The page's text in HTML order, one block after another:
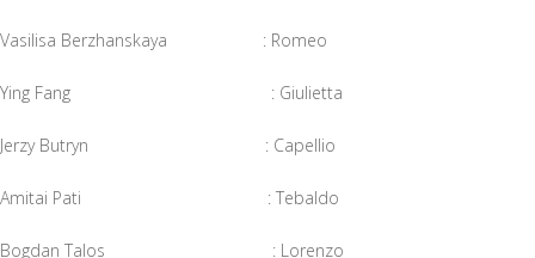
Vasilisa Berzhanskaya : Romeo
Ying Fang : Giulietta
Jerzy Butryn : Capellio
Amitai Pati : Tebaldo
Bogdan Talos : Lorenzo